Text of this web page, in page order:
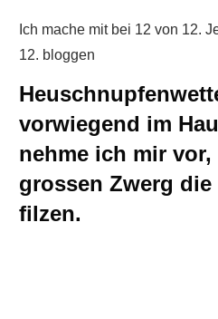
Ich mache mit bei 12 von 12.
12. bloggen
vorwiegend im
nehme ich mir vor,
grossen Zwerg die
filzen.